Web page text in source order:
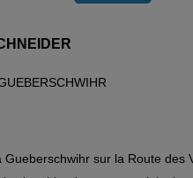
sur la Route des